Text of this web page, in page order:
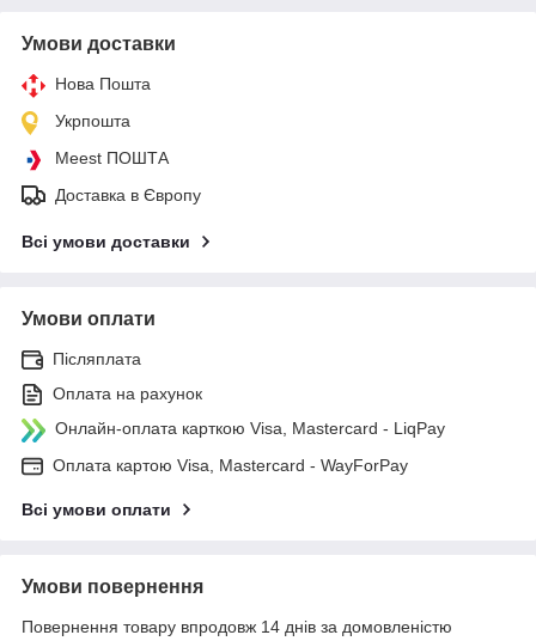
Умови доставки
Нова Пошта
Укрпошта
Meest ПОШТА
Доставка в Європу
Всі умови доставки
Умови оплати
Післяплата
Оплата на рахунок
Онлайн-оплата карткою Visa, Mastercard - LiqPay
Оплата картою Visa, Mastercard - WayForPay
Всі умови оплати
Умови повернення
Повернення товару впродовж 14 днів за домовленістю